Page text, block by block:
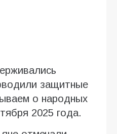
защитные
о народных
2025 года.